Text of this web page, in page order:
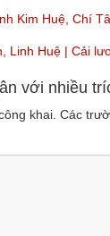
Kim Huệ, Chí
Linh Huệ | Cải
với nhiều
khai. Các